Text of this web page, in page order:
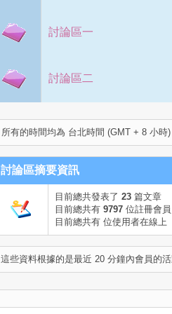
討論區一
討論區二
所有的時間均為 台北時間 (GMT + 8 小時)
討論區摘要資訊
目前總共發表了23 篇文章
目前總共有9797 位註冊會員
目前總共有位使用者在線上
這些資料根據的是最近 20 分鐘內會員的